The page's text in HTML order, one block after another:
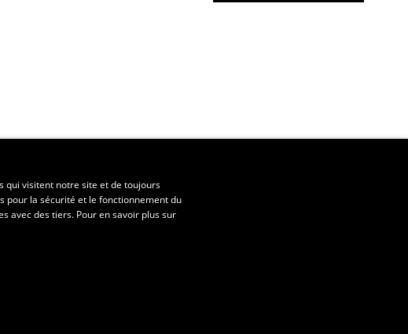
qui visitent notre site et de toujours
pour la sécurité et le fonctionnement du
avec des tiers. Pour en savoir plus sur